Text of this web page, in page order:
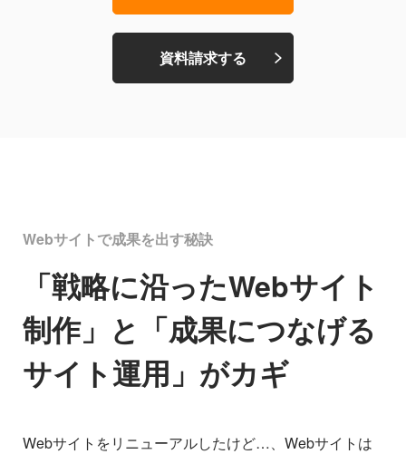
資料請求する
Webサイトで成果を出す秘訣
「戦略に沿ったWebサイト
制作」と「成果につなげる
サイト運用」がカギ
Webサイトをリニューアルしたけど…、Webサイトは